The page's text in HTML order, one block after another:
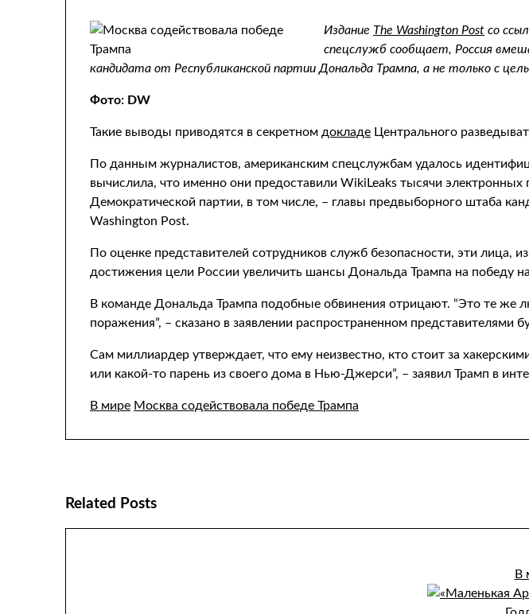
Издание The Washington Post со
спецслужб сообщает, Россия
кандидата от Республиканской партии Дональда Трампа, а не только с
Фото: DW
Такие выводы приводятся в секретном докладе Центрального
По данным журналистов, американским спецслужбам удалось
вычислила, что именно они предоставили WikiLeaks тысячи
Демократической партии, в том числе, – главы предвыборного штаба
Washington Post.
По оценке представителей сотрудников служб безопасности, эти
достижения цели России увеличить шансы Дональда Трампа на победу
В команде Дональда Трампа подобные обвинения отрицают. “Это те же
поражения”, – сказано в заявлении распространенном представителями
Сам миллиардер утверждает, что ему неизвестно, кто стоит за
или какой-то парень из своего дома в Нью-Джерси”, – заявил Трамп в
В мире Москва содействовала победе Трампа
Related Posts
В